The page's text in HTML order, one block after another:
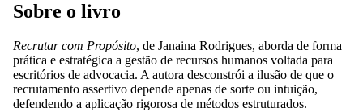
Sobre o livro
Recrutar com Propósito, de Janaina Rodrigues, aborda de forma
prática e estratégica a gestão de recursos humanos voltada para
escritórios de advocacia. A autora desconstrói a ilusão de que o
recrutamento assertivo depende apenas de sorte ou intuição,
defendendo a aplicação rigorosa de métodos estruturados.